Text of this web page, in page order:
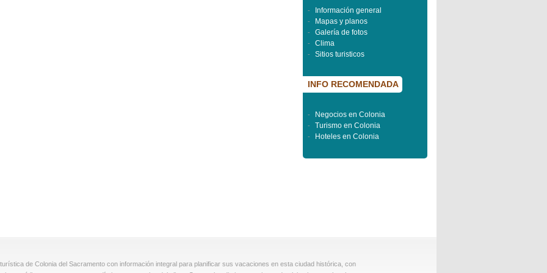
- Información general
- Mapas y planos
- Galería de fotos
- Clima
- Sitios turisticos
INFO RECOMENDADA
- Negocios en Colonia
- Turismo en Colonia
- Hoteles en Colonia
de Colonia del Sacramento con información integral para planificar sus vacaciones en esta ciudad histórica, con